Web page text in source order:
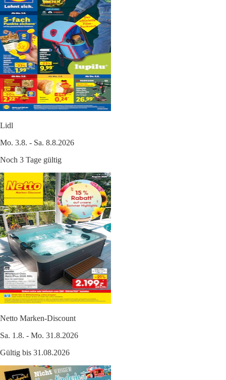
Lidl
Mo. 3.8. - Sa. 8.8.2026
Noch 3 Tage gültig
Netto Marken-Discount
Sa. 1.8. - Mo. 31.8.2026
Gültig bis 31.08.2026